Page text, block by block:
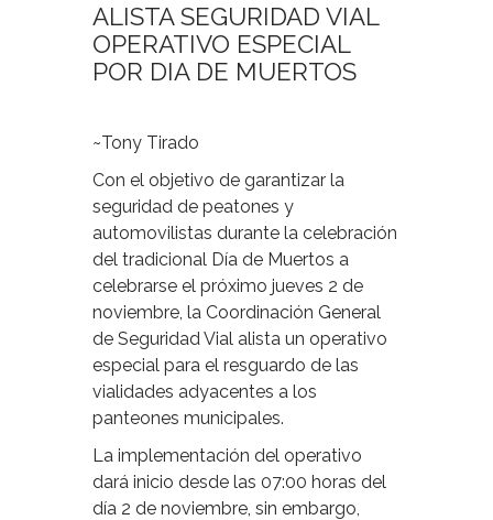
ALISTA SEGURIDAD VIAL
OPERATIVO ESPECIAL
POR DIA DE MUERTOS
~Tony Tirado
Con el objetivo de garantizar la
seguridad de peatones y
automovilistas durante la celebración
del tradicional Día de Muertos a
celebrarse el próximo jueves 2 de
noviembre, la Coordinación General
de Seguridad Vial alista un operativo
especial para el resguardo de las
vialidades adyacentes a los
panteones municipales.
La implementación del operativo
dará inicio desde las 07:00 horas del
día 2 de noviembre, sin embargo,